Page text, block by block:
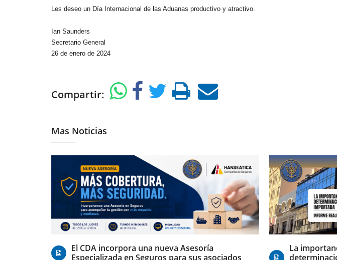
Les deseo un Día Internacional de las Aduanas productivo y atractivo.
Ian Saunders
Secretario General
26 de enero de 2024
Compartir:
Mas Noticias
06/08/2026
El CDA incorpora una nueva Asesoría
Especializada en Seguros para sus asociados
06/08/2026
La